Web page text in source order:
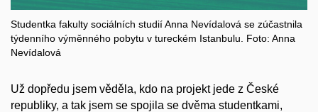
Studentka fakulty sociálních studií Anna Nevídalová se zúčastnila
týdenního výměnného pobytu v tureckém Istanbulu. Foto: Anna
Nevídalová
Už dopředu jsem věděla, kdo na projekt jede z České
republiky, a tak jsem se spojila se dvěma studentkami,